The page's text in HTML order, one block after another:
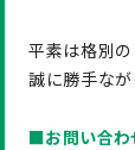
平素は格別
誠に勝手な
■お問い合わ